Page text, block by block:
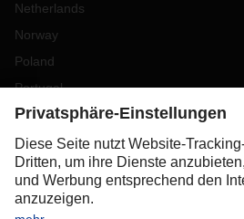
Netherlands
Norway
Poland
Portugal
Romania
Slovakia
Spain
Sweden